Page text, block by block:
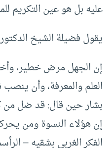
عليه بل هو عين التكريم
يقول فضيلة الشيخ الدكتور
إن الجهل مرض خطير،
العلم والمعرفة، وأن
بشار حين قال: قد ضل من
إن هؤلاء النسوة ومن
الفكر الغربي بشقيه –